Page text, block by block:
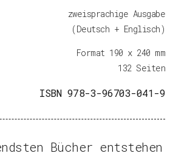
zweisprachige Ausgabe
(Deutsch + Englisch)
Format 190 x 240 mm
132 Seiten
ISBN 978-3-96703-041-9
Bücher entstehen